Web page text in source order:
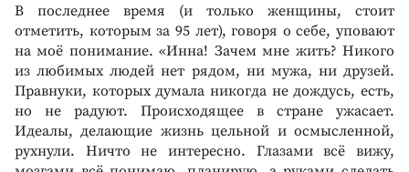
В последнее время (и только женщины, стоит
отметить, которым за 95 лет), говоря о себе, уповают
на моё понимание. «Инна! Зачем мне жить? Никого
из любимых людей нет рядом, ни мужа, ни друзей.
Правнуки, которых думала никогда не дождусь, есть,
но не радуют. Происходящее в стране ужасает.
Идеалы, делающие жизнь цельной и осмысленной,
рухнули. Ничто не интересно. Глазами всё вижу,